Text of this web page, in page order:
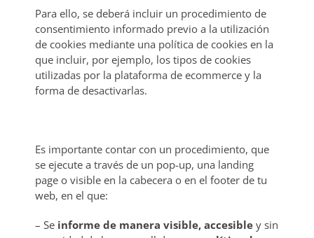
Para ello, se deberá incluir un procedimiento de
consentimiento informado previo a la utilización
de cookies mediante una política de cookies en la
que incluir, por ejemplo, los tipos de cookies
utilizadas por la plataforma de ecommerce y la
forma de desactivarlas.
Es importante contar con un procedimiento, que
se ejecute a través de un pop-up, una landing
page o visible en la cabecera o en el footer de tu
web, en el que:
– Se informe de manera visible, accesible y sin